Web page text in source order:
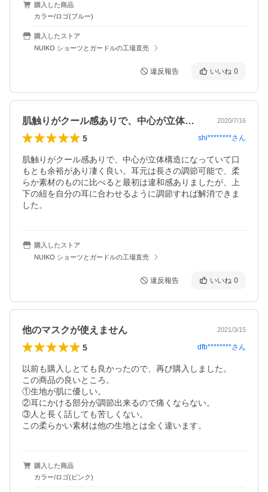
購入した商品
カラー/ロゴ(ブルー)
購入したストア
NUIKO ショーツとガードルの工場直売
違反報告 いいね 0
肌触りがクール感ありで、中心が立体構造… 2020/7/16
5 shi********さん
肌触りがクール感ありで、中心が立体構造になっていて口
もとも余裕があり凄く良い。耳元は長さの調節可能で、柔
らか素材のものに比べると最初は違和感ありましたが、上
下の紐を自分の耳に合わせるように調節すれば解消できま
した。
購入したストア
NUIKO ショーツとガードルの工場直売
違反報告 いいね 0
他のマスクが使えません 2021/3/15
5 dfb********さん
以前も購入しとても良かったので、再び購入しました。
この商品の良いところ。
①生地が肌に優しい。
②耳にかける部分が調節出来るので痛くならない。
③人と長く話しても苦しくない。
この柔らかい素材は他の生地とは全く違います。
購入した商品
カラー/ロゴ(ピンク)